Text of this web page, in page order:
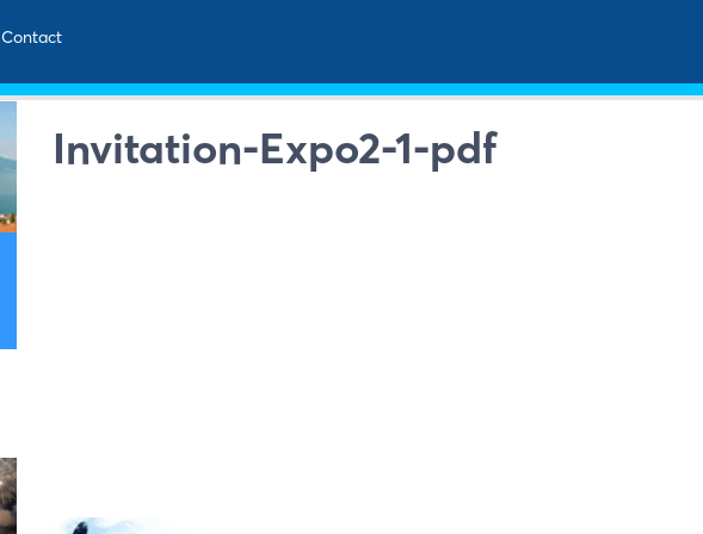
Contact
Invitation-Expo2-1-pdf